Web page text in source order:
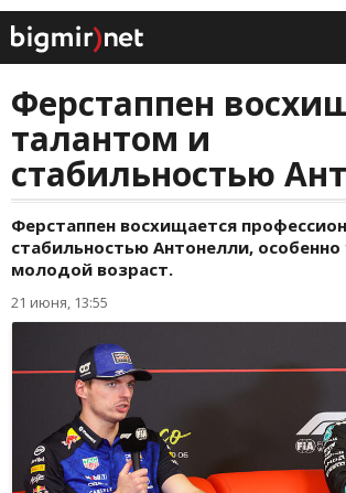
Ферстаппен
талантом и
стабильностью
Ферстаппен восхищается
стабильностью Антонелли, особенно
молодой возраст.
21 июня, 13:55